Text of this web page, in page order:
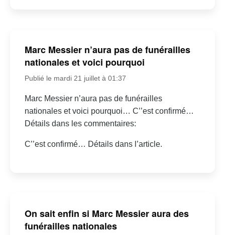
Marc Messier n’aura pas de funérailles
nationales et voici pourquoi
Publié le mardi 21 juillet à 01:37
Marc Messier n’aura pas de funérailles
nationales et voici pourquoi… C’’est confirmé…
Détails dans les commentaires:
C’’est confirmé… Détails dans l’article.
On sait enfin si Marc Messier aura des
funérailles nationales